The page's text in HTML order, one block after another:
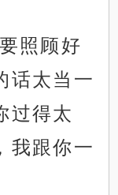
照顾好
话太当一
过得太
我跟你一